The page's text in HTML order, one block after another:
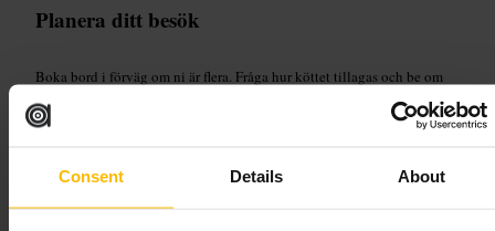
Consent Details About
Planera ditt besök
Boka bord i förväg om ni är flera. Fråga hur köttet tillagas och be om
som klyftpotatis och grönsaksgratäng, och be personalen om
vinförslag som kompletterar köttet.
http://www.sagardi.co.uk/